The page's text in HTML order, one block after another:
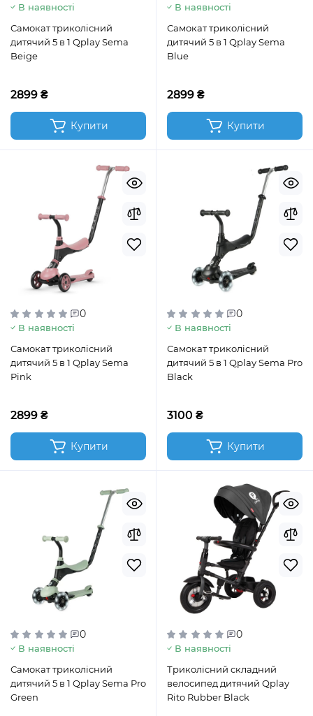
В наявності
Самокат триколісний
дитячий 5 в 1 Qplay Sema
Beige
2899 ₴
Купити
В наявності
Самокат триколісний
дитячий 5 в 1 Qplay Sema
Blue
2899 ₴
Купити
0
В наявності
Самокат триколісний
дитячий 5 в 1 Qplay Sema
Pink
2899 ₴
Купити
0
В наявності
Самокат триколісний
дитячий 5 в 1 Qplay Sema Pro
Black
3100 ₴
Купити
0
В наявності
Самокат триколісний
дитячий 5 в 1 Qplay Sema Pro
Green
0
В наявності
Триколісний складний
велосипед дитячий Qplay
Rito Rubber Black